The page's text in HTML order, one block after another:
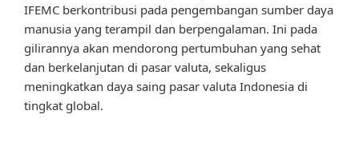
IFEMC berkontribusi pada pengembangan sumber daya
manusia yang terampil dan berpengalaman. Ini pada
gilirannya akan mendorong pertumbuhan yang sehat
dan berkelanjutan di pasar valuta, sekaligus
meningkatkan daya saing pasar valuta Indonesia di
tingkat global.